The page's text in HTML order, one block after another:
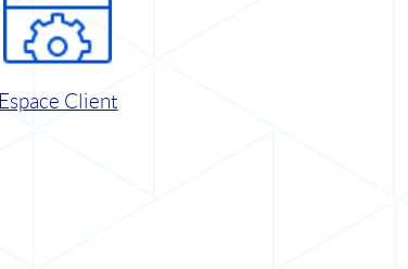
Espace Client